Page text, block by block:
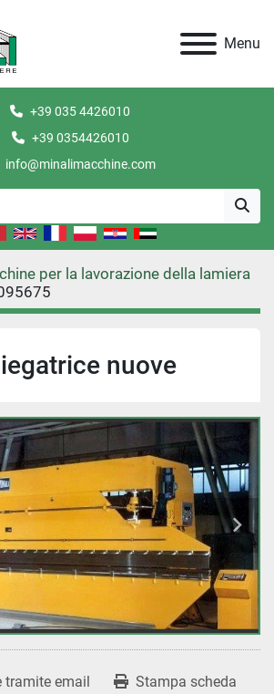
Menu
+39 035 4426010
+39 0354426010
info@minalimacchine.com
per la lavorazione della lamiera
nuove
tramite email Stampa scheda